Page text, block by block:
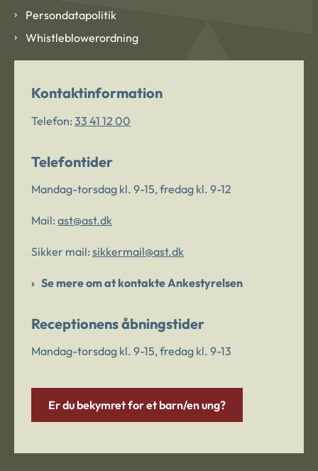
Persondatapolitik
Whistleblowerordning
Kontaktinformation
Telefon: 33 41 12 00
Telefontider
Mandag-torsdag kl. 9-15, fredag kl. 9-12
Mail: ast@ast.dk
Sikker mail: sikkermail@ast.dk
Se mere om at kontakte Ankestyrelsen
Receptionens åbningstider
Mandag-torsdag kl. 9-15, fredag kl. 9-13
Er du bekymret for et barn/en ung?